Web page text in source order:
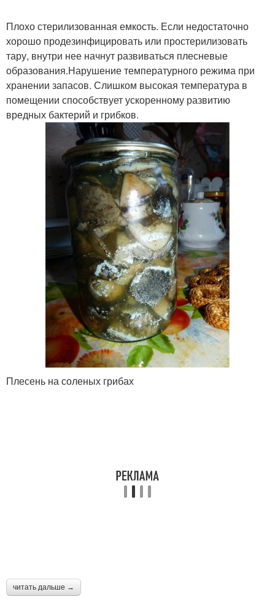
Плохо стерилизованная емкость. Если недостаточно
хорошо продезинфицировать или простерилизовать
тару, внутри нее начнут развиваться плесневые
образования.Нарушение температурного режима при
хранении запасов. Слишком высокая температура в
помещении способствует ускоренному развитию
вредных бактерий и грибков.
Плесень на соленых грибах
читать дальше →